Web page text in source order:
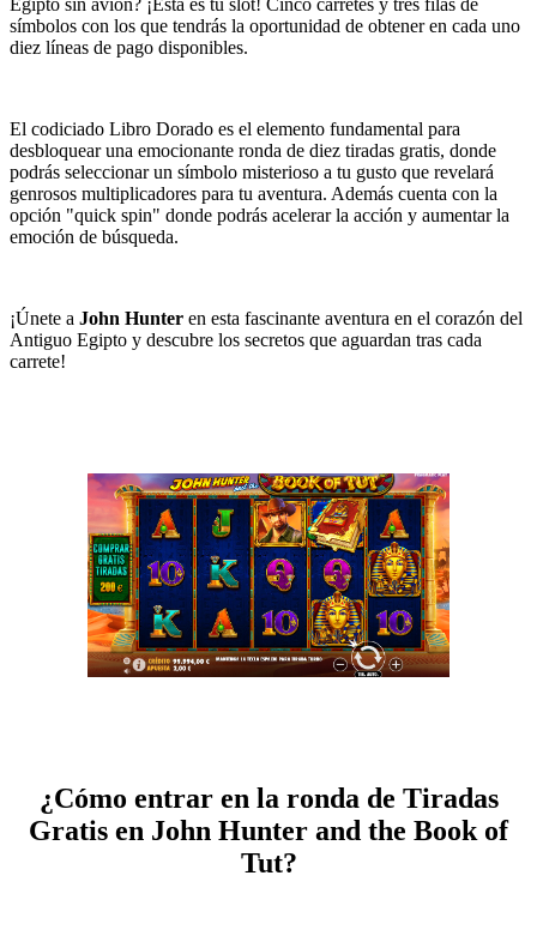
Egipto sin avión? ¡Esta es tu slot! Cinco carretes y tres filas de
símbolos con los que tendrás la oportunidad de obtener en cada uno
diez líneas de pago disponibles.
El codiciado Libro Dorado es el elemento fundamental para
desbloquear una emocionante ronda de diez tiradas gratis, donde
podrás seleccionar un símbolo misterioso a tu gusto que revelará
genrosos multiplicadores para tu aventura. Además cuenta con la
opción "quick spin" donde podrás acelerar la acción y aumentar la
emoción de búsqueda.
¡Únete a John Hunter en esta fascinante aventura en el corazón del
Antiguo Egipto y descubre los secretos que aguardan tras cada
carrete!
¿Cómo entrar en la ronda de Tiradas
Gratis en John Hunter and the Book of
Tut?